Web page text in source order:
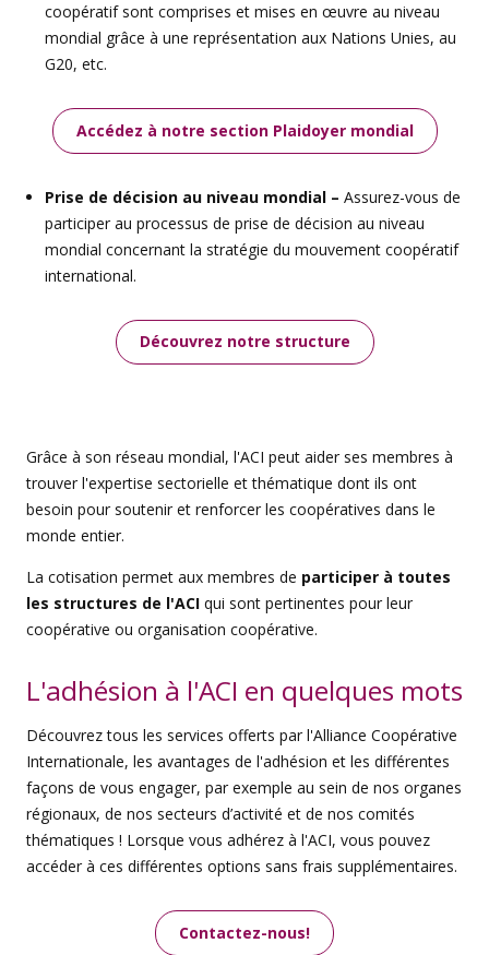
coopératif sont comprises et mises en œuvre au niveau
mondial grâce à une représentation aux Nations Unies, au
G20, etc.
Accédez à notre section Plaidoyer mondial
Prise de décision au niveau mondial – Assurez-vous de
participer au processus de prise de décision au niveau
mondial concernant la stratégie du mouvement coopératif
international.
Découvrez notre structure
Grâce à son réseau mondial, l'ACI peut aider ses membres à
trouver l'expertise sectorielle et thématique dont ils ont
besoin pour soutenir et renforcer les coopératives dans le
monde entier.
La cotisation permet aux membres de participer à toutes
les structures de l'ACI qui sont pertinentes pour leur
coopérative ou organisation coopérative.
L'adhésion à l'ACI en quelques mots
Découvrez tous les services offerts par l'Alliance Coopérative
Internationale, les avantages de l'adhésion et les différentes
façons de vous engager, par exemple au sein de nos organes
régionaux, de nos secteurs d’activité et de nos comités
thématiques ! Lorsque vous adhérez à l'ACI, vous pouvez
accéder à ces différentes options sans frais supplémentaires.
Contactez-nous!